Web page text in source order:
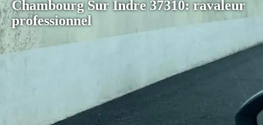
Chambourg Sur Indre 37310: ravaleur
professionnel